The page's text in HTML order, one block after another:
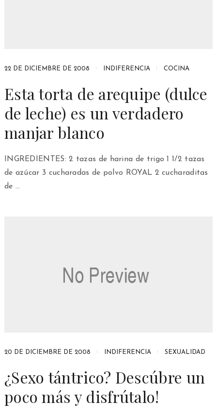
22 DE DICIEMBRE DE 2008 INDIFERENCIA COCINA
Esta torta de arequipe (dulce
de leche) es un verdadero
manjar blanco
INGREDIENTES: 2 tazas de harina de trigo 1 1/2 tazas
de azúcar 3 cucharadas de polvo ROYAL 2 cucharaditas
de …
20 DE DICIEMBRE DE 2008 INDIFERENCIA SEXUALIDAD
¿Sexo tántrico? Descúbre un
poco más y disfrútalo!